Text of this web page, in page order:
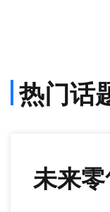
热门话
未来